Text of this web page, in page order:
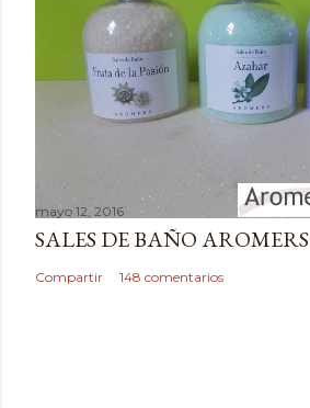
o
mayo 12, 2016
SALES DE BAÑO AROMERS
Compartir 148 comentarios